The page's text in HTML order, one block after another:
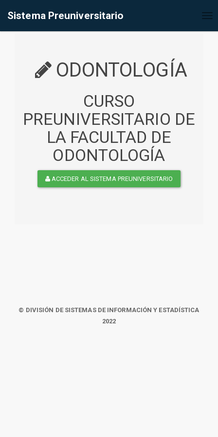
Sistema Preuniversitario
ODONTOLOGÍA
CURSO
PREUNIVERSITARIO DE
LA FACULTAD DE
ODONTOLOGÍA
ACCEDER AL SISTEMA PREUNIVERSITARIO
© DIVISIÓN DE SISTEMAS DE INFORMACIÓN Y ESTADÍSTICA
2022